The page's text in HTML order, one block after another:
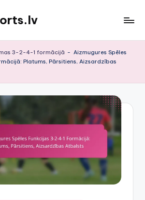
3-2-4-1 formācijā - Aizmugures Spēles
Platums, Pārsitiens, Aizsardzības